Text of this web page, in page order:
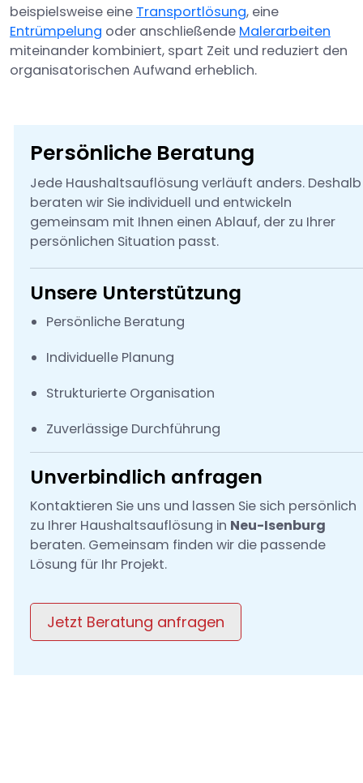
beispielsweise eine Transportlösung, eine
Entrümpelung oder anschließende Malerarbeiten
miteinander kombiniert, spart Zeit und reduziert den
organisatorischen Aufwand erheblich.
Persönliche Beratung
Jede Haushaltsauflösung verläuft anders. Deshalb
beraten wir Sie individuell und entwickeln
gemeinsam mit Ihnen einen Ablauf, der zu Ihrer
persönlichen Situation passt.
Unsere Unterstützung
Persönliche Beratung
Individuelle Planung
Strukturierte Organisation
Zuverlässige Durchführung
Unverbindlich anfragen
Kontaktieren Sie uns und lassen Sie sich persönlich
zu Ihrer Haushaltsauflösung in Neu-Isenburg
beraten. Gemeinsam finden wir die passende
Lösung für Ihr Projekt.
Jetzt Beratung anfragen